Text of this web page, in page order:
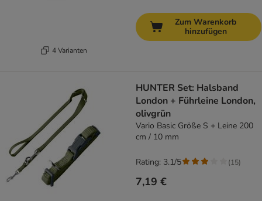
4 Varianten
Zum Warenkorb
hinzufügen
HUNTER Set: Halsband
London + Führleine London,
olivgrün
Vario Basic Größe S + Leine 200
cm / 10 mm
7,19 €
Rating: 3.1/5 (15)